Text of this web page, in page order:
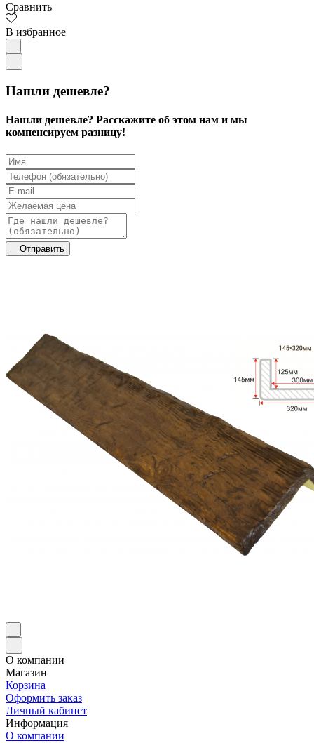
Сравнить
В избранное
Нашли дешевле?
Нашли дешевле? Расскажите об этом нам и мы
компенсируем разницу!
Отправить
О компании
Магазин
Корзина
Оформить заказ
Личный кабинет
Информация
О компании